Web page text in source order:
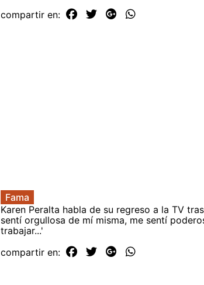
compartir en:
Fama
Karen Peralta habla de su regreso a la TV
sentí orgullosa de mí misma, me sentí
trabajar...'
compartir en: